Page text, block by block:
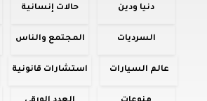
دنيا ودين حالات إنسانية
السرديات المجتمع والناس
عالم السيارات استشارات قانونية